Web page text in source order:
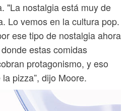
"La nostalgia está muy de
Lo vemos en la cultura pop.
ese tipo de nostalgia ahora
estas comidas
protagonismo, y eso
pizza”, dijo Moore.